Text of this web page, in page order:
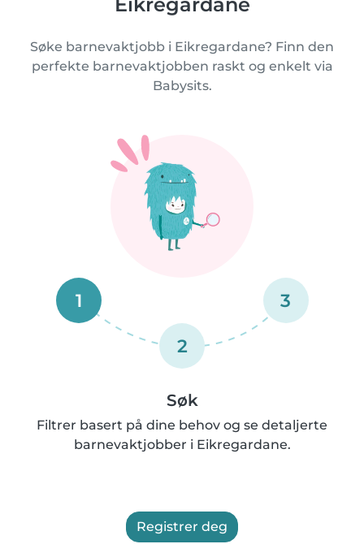
Søke barnevaktjobb i Eikregardane? Finn den
perfekte barnevaktjobben raskt og enkelt via
Babysits.
1
2
3
Søk
Filtrer basert på dine behov og se detaljerte
barnevaktjobber i Eikregardane.
Registrer deg